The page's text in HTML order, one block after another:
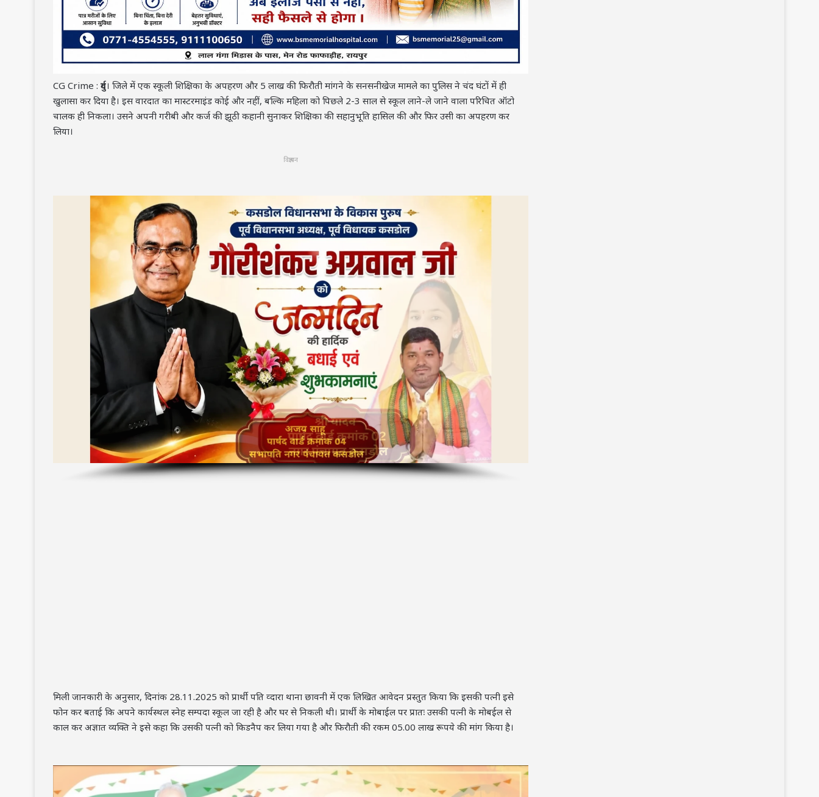
CG Crime : दुर्ग। जिले में एक स्कूली शिक्षिका के अपहरण और 5 लाख की फिरौती मांगने के सनसनीखेज मामले का पुलिस ने चंद घंटों में ही
खुलासा कर दिया है। इस वारदात का मास्टरमाइंड कोई और नहीं, बल्कि महिला को पिछले 2-3 साल से स्कूल लाने-ले जाने वाला परिचित ऑटो
चालक ही निकला। उसने अपनी गरीबी और कर्ज की झूठी कहानी सुनाकर शिक्षिका की सहानुभूति हासिल की और फिर उसी का अपहरण कर
लिया।
विज्ञापन
मिली जानकारी के अनुसार, दिनांक 28.11.2025 को प्रार्थी पति व्दारा थाना छावनी में एक लिखित आवेदन प्रस्तुत किया कि इसकी पत्नी इसे
फोन कर बताई कि अपने कार्यस्थल स्नेह सम्पदा स्कूल जा रही है और घर से निकली थी। प्रार्थी के मोबाईल पर प्रातः उसकी पत्नी के मोबईल से
काल कर अज्ञात व्यक्ति ने इसे कहा कि उसकी पत्नी को किडनैप कर लिया गया है और फिरौती की रकम 05.00 लाख रूपये की मांग किया है।